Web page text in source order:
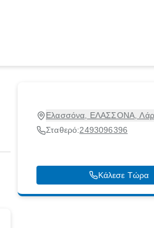
Ελασσόνα, ΕΛΑΣΣΟΝΑ,
Σταθερό:2493096396
Κάλεσε Τώρα